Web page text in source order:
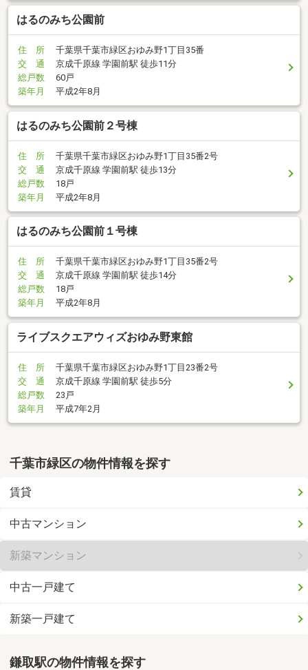
はるのみち公園前
住 所
千葉県千葉市緑区おゆみ野1丁目35番
交 通
京成千原線 学園前駅 徒歩11分
総戸数
60戸
築年月
平成2年8月
はるのみち公園前２号棟
住 所
千葉県千葉市緑区おゆみ野1丁目35番2号
交 通
京成千原線 学園前駅 徒歩13分
総戸数
18戸
築年月
平成2年8月
はるのみち公園前１号棟
住 所
千葉県千葉市緑区おゆみ野1丁目35番2号
交 通
京成千原線 学園前駅 徒歩14分
総戸数
18戸
築年月
平成2年8月
ライブスクエアウィズおゆみ野東館
住 所
千葉県千葉市緑区おゆみ野1丁目23番2号
交 通
京成千原線 学園前駅 徒歩5分
総戸数
23戸
築年月
平成7年2月
千葉市緑区の物件情報を探す
賃貸
中古マンション
新築マンション
中古一戸建て
新築一戸建て
鎌取駅の物件情報を探す